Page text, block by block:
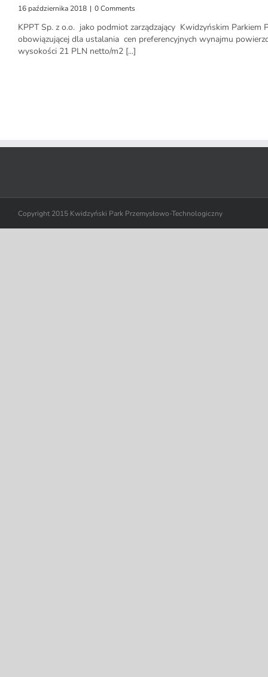
16 października 2018 | 0 Comments
KPPT Sp. z o.o. jako podmiot zarządzający Kwidzyńskim
obowiązującej dla ustalania cen preferencyjnych wynajmu
wysokości 21 PLN netto/m2 [...]
Copyright 2015 Kwidzyński Park Przemysłowo-Technologiczny